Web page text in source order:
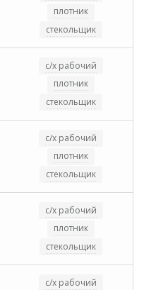
плотник
стекольщик
с/х рабочий
плотник
стекольщик
с/х рабочий
плотник
стекольщик
с/х рабочий
плотник
стекольщик
с/х рабочий